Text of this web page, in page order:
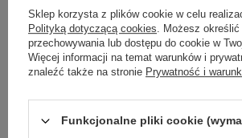
pistacjowy
Zobacz wszystkie kolory
ZALOGUJ SIĘ I
Sklep korzysta z plików cookie w celu
Polityką dotyczącą cookies. Możesz określić
przechowywania lub dostępu do cookie w
Więcej informacji na temat warunków i
znaleźć także na stronie Prywatność i
Funkcjonalne pliki cookie